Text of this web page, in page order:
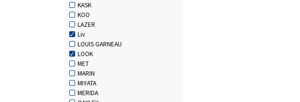
KASK
KOO
LAZER
Liv
LOUIS GARNEAU
LOOK
MET
MARIN
MIYATA
MERIDA